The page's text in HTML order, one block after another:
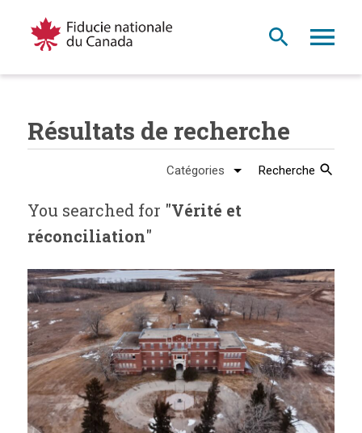
Résultats de recherche
Recherche
You searched for "Vérité et
réconciliation"